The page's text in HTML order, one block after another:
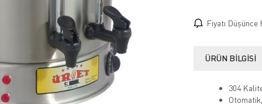
Fiyatı Düşünce
ÜRÜN BILGISI
304